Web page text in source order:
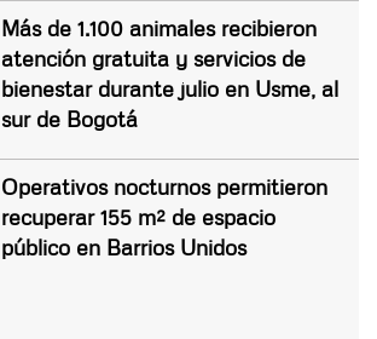
Más de 1.100 animales recibieron
atención gratuita y servicios de
bienestar durante julio en Usme, al
sur de Bogotá
Operativos nocturnos permitieron
recuperar 155 m² de espacio
público en Barrios Unidos